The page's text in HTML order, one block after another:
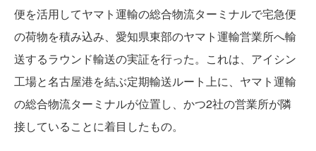
便を活用してヤマト運輸の総合物流ターミナルで宅急便
の荷物を積み込み、愛知県東部のヤマト運輸営業所へ輸
送するラウンド輸送の実証を行った。これは、アイシン
工場と名古屋港を結ぶ定期輸送ルート上に、ヤマト運輸
の総合物流ターミナルが位置し、かつ2社の営業所が隣
接していることに着目したもの。